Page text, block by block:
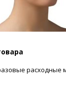
расходные